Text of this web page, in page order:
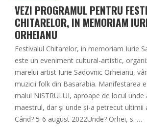
VEZI PROGRAMUL PENTRU
CHITARELOR, IN MEMORIAM
ORHEIANU
Festivalul Chitarelor, in memoriam Iurie
este un eveniment cultural-artistic,
marelui artist Iurie Sadovnic Orheianu,
muzicii folk din Basarabia. Manifestarea
malul NISTRULUI, aproape de locul unde
maestrul, dar și unde și-a petrecut ultimii
Când? 5-6 august 2022Unde? Orhei, s. …